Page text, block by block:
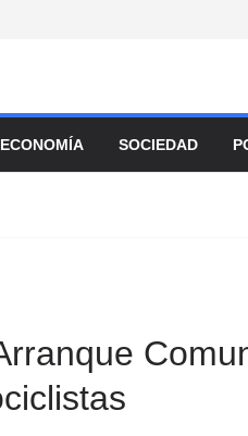
ECONOMÍA SOCIEDAD